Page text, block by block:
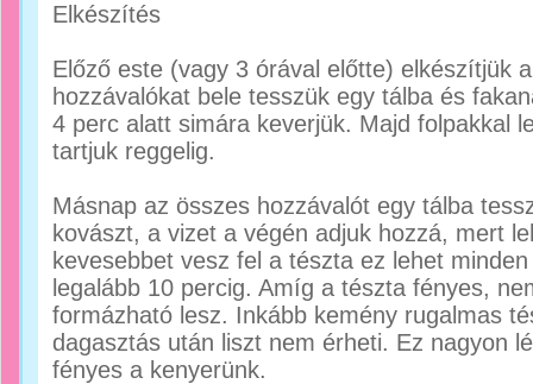
Elkészítés
Előző este (vagy 3 órával előtte) elkészítjük
hozzávalókat bele tesszük egy tálba és
4 perc alatt simára keverjük. Majd folpakkal
tartjuk reggelig.
Másnap az összes hozzávalót egy tálba
kovászt, a vizet a végén adjuk hozzá, mert
kevesebbet vesz fel a tészta ez lehet
legalább 10 percig. Amíg a tészta fényes,
formázható lesz. Inkább kemény rugalmas
dagasztás után liszt nem érheti. Ez nagyon
fényes a kenyerünk.